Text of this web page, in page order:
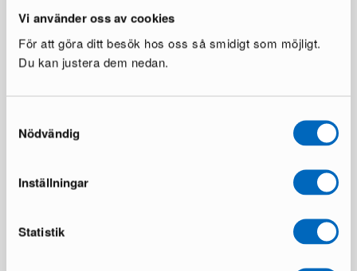
Vi använder oss av cookies
För att göra ditt besök hos oss så smidigt som möjligt.
Du kan justera dem nedan.
Nödvändig
Inställningar
Statistik
Du sparar 101 €
Alla produkter laddade